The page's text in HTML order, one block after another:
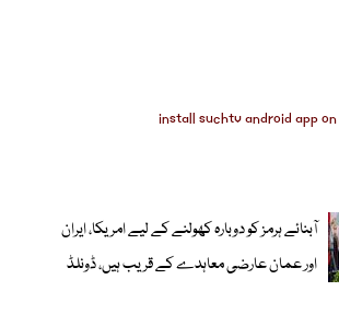
آبنائے ہرمز کو دوبارہ کھولنے کے لیے امریکا، ایران
اور عمان عارضی معاہدے کے قریب ہیں، ڈونلڈ